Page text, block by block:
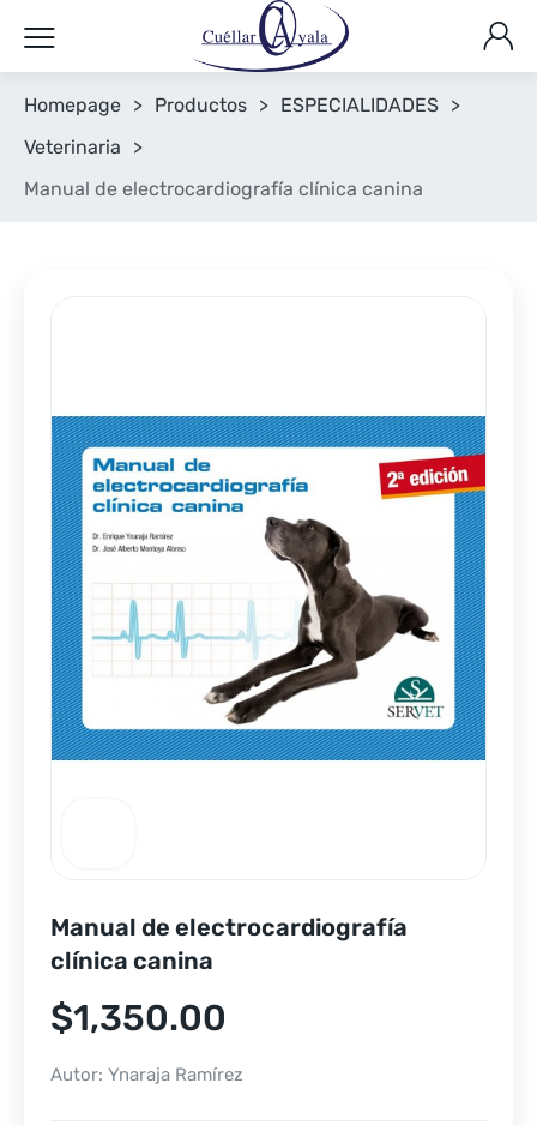
Homepage > Productos > ESPECIALIDADES >
Veterinaria
>
Manual de electrocardiografía clínica canina
Manual de electrocardiografía
clínica canina
$1,350.00
Autor: Ynaraja Ramírez